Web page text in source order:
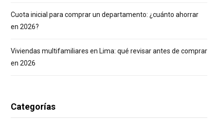
Cuota inicial para comprar un departamento: ¿cuánto ahorrar
en 2026?
Viviendas multifamiliares en Lima: qué revisar antes de comprar
en 2026
Categorías